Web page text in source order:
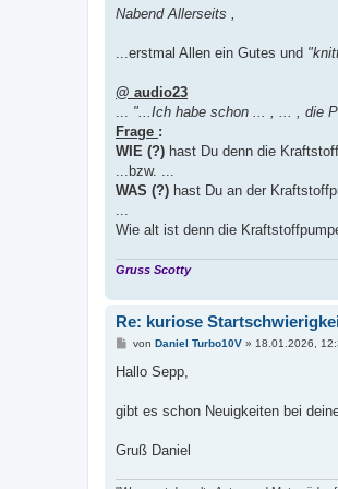
i
a
Nabend Allerseits ,
...erstmal Allen ein Gutes und
@ audio23
"...Ich habe schon ... , ... , die
Frage :
WIE (?) hast Du denn die
...bzw. ...
WAS (?) hast Du an der
Wie alt ist denn die
Gruss Scotty
Re: kuriose
B
i
a
von Daniel Turbo10V» 18.01.2026,
Hallo Sepp,
gibt es schon Neuigkeiten bei
Gruß Daniel